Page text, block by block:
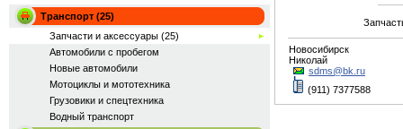
Транспорт (25)
Запчасти и аксессуары (25)
Автомобили с пробегом
Новые автомобили
Мотоциклы и мототехника
Грузовики и спецтехника
Водный транспорт
Новосибирск
Николай
sdms@bk.ru
(911) 7377588